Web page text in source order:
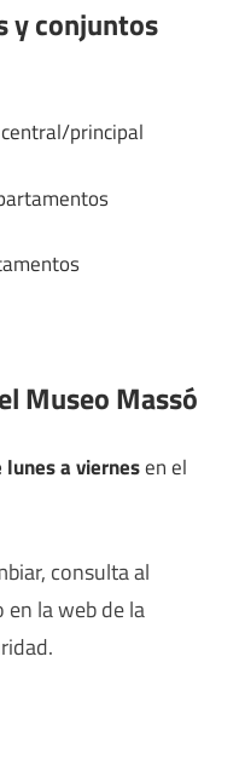
y conjuntos
principal
Museo Massó
lunes a viernesen el
consulta al
la web de la